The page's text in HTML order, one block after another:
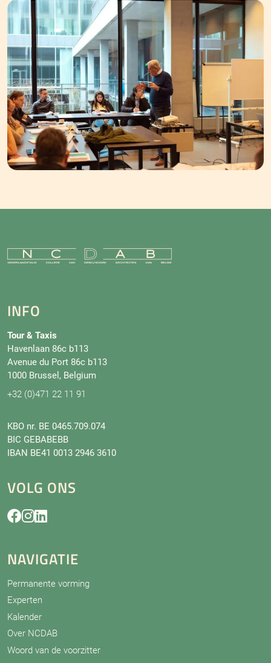
INFO
Tour & Taxis
Havenlaan 86c b113
Avenue du Port 86c b113
1000 Brussel, Belgium
+32 (0)471 22 11 91
KBO nr. BE 0465.709.074
BIC GEBABEBB
IBAN BE41 0013 2946 3610
VOLG ONS
NAVIGATIE
Permanente vorming
Experten
Kalender
Over NCDAB
Woord van de voorzitter